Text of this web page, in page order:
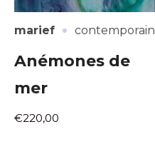
marief · contemporain
Anémones de
mer
€220,00